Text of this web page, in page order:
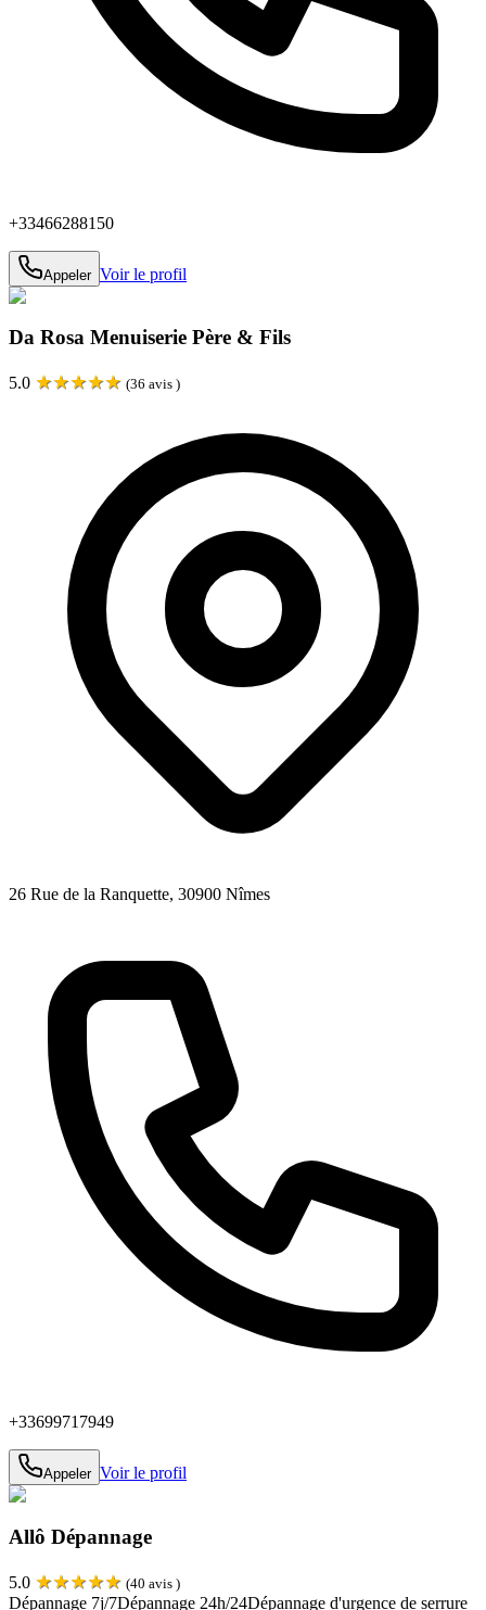
+33466288150
Appeler Voir le profil
Da Rosa Menuiserie Père & Fils
5.0 ★★★★★ (36 avis )
26 Rue de la Ranquette, 30900 Nîmes
+33699717949
Appeler Voir le profil
Allô Dépannage
5.0 ★★★★★ (40 avis )
Dépannage 7j/7Dépannage 24h/24Dépannage d'urgence de serrure